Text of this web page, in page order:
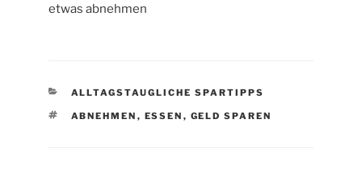
etwas abnehmen
KATEGORIEN
ALLTAGSTAUGLICHE SPARTIPPS
SCHLAGWÖRTER
ABNEHMEN , ESSEN , GELD SPAREN